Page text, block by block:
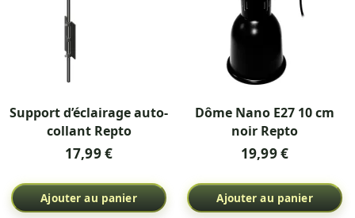
Support d’éclairage auto-
collant Repto
17,99 €
Ajouter au panier
Dôme Nano E27 10 cm
noir Repto
19,99 €
Ajouter au panier